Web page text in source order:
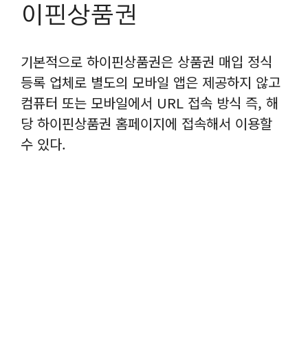
이핀상품권
기본적으로 하이핀상품권은 상품권 매입 정식
등록 업체로 별도의 모바일 앱은 제공하지 않고
컴퓨터 또는 모바일에서 URL 접속 방식 즉, 해
당 하이핀상품권 홈페이지에 접속해서 이용할
수 있다.